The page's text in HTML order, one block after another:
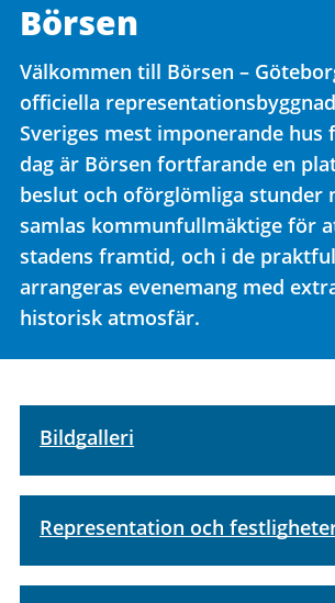
Börsen
Välkommen till Börsen –
officiella
Sveriges mest imponerande hus
dag är Börsen fortfarande en
beslut och oförglömliga stunder
samlas kommunfullmäktige för
stadens framtid, och i de
arrangeras evenemang med
historisk atmosfär.
Bildgalleri
Representation och